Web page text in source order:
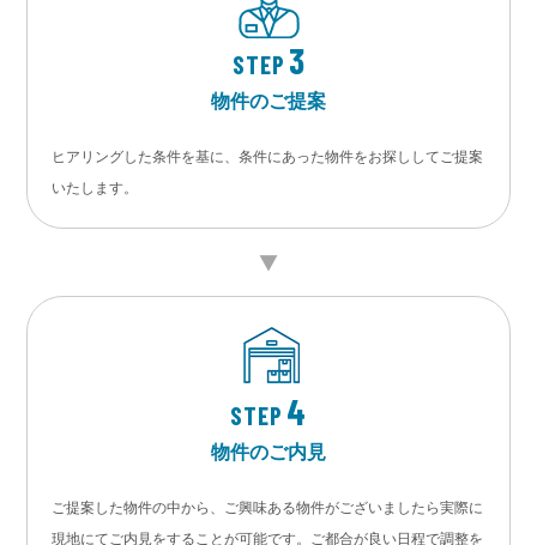
STEP 3
物件のご提案
ヒアリングした条件を基に、条件にあった物件をお探ししてご提案
いたします。
STEP 4
物件のご内見
ご提案した物件の中から、ご興味ある物件がございましたら実際に
現地にてご内見をすることが可能です。ご都合が良い日程で調整を